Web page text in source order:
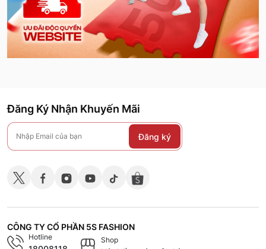
Đăng Ký Nhận Khuyến Mãi
Đăng ký
CÔNG TY CỔ PHẦN 5S FASHION
Hotline Shop